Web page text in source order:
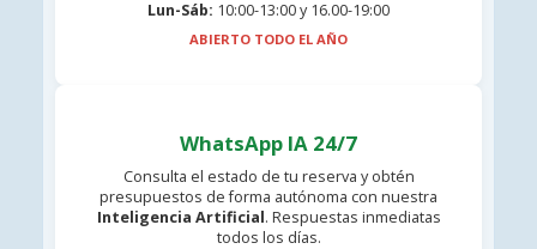
Lun-Sáb: 10:00-13:00 y 16.00-19:00
ABIERTO TODO EL AÑO
WhatsApp IA 24/7
Consulta el estado de tu reserva y obtén
presupuestos de forma autónoma con nuestra
Inteligencia Artificial. Respuestas inmediatas
todos los días.